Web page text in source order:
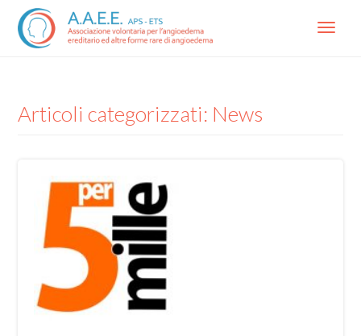
Menu
Articoli categorizzati: News